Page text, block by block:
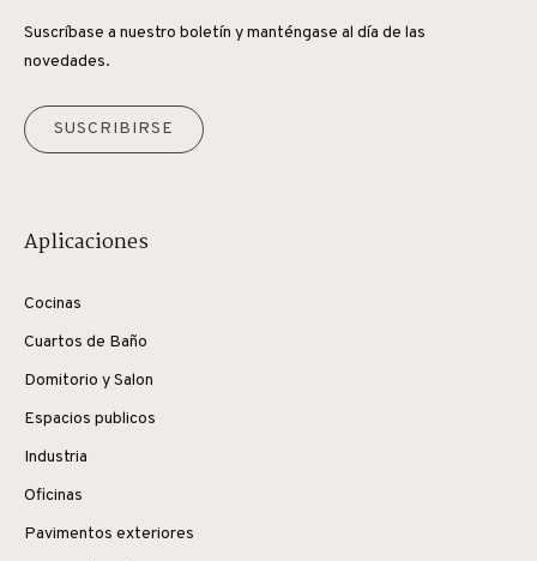
Suscríbase a nuestro boletín y manténgase al día de las
novedades.
SUSCRIBIRSE
Aplicaciones
Cocinas
Cuartos de Baño
Domitorio y Salon
Espacios publicos
Industria
Oficinas
Pavimentos exteriores